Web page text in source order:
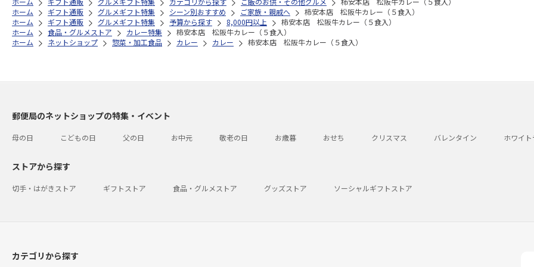
ホーム
ギフト通販 グルメギフト特集 シーン別おすすめ ご家族・親戚へ
柿安本店 松阪牛カレー（５食入）
ホーム
ギフト通販 グルメギフト特集 予算から探す 8,000円以上
柿安本店 松阪牛カレー（５食入）
ホーム
食品・グルメストア カレー特集
柿安本店 松阪牛カレー（５食入）
ホーム
ネットショップ 惣菜・加工食品 カレー カレー 柿安本店 松阪牛カレー（５食入）
郵便局のネットショップの特集・イベント
母の日 こどもの日 父の日 お中元 敬老の日 お歳暮 おせち クリスマス バレンタイン ホワイ
ストアから探す
切手・はがきストア ギフトストア 食品・グルメストア グッズストア ソーシャルギフトストア
カテゴリから探す